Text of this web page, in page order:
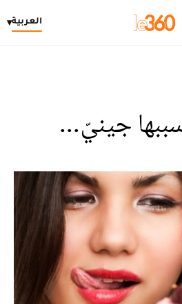
العربية▾
جينيّ...